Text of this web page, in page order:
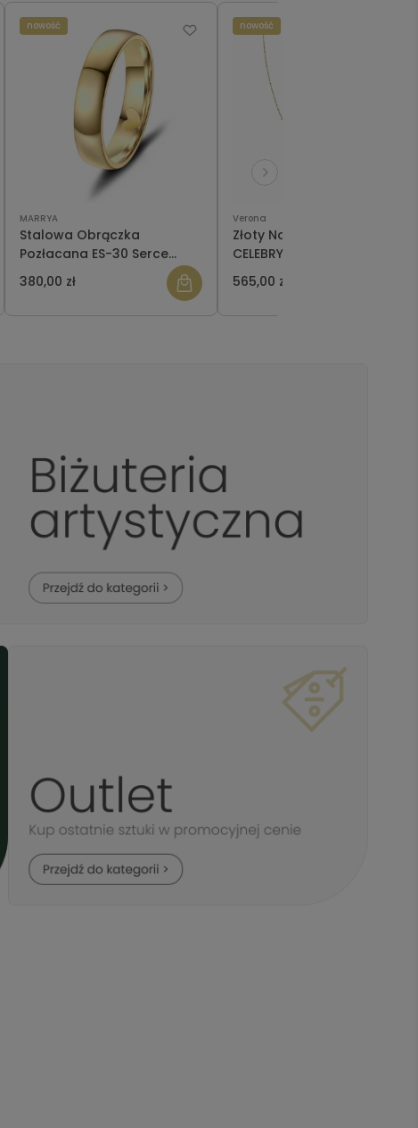
MARRYA
Stalowa Obrączka
Pozłacana ES-30 Serce
męska
380,00 zł
nowość
Verona
Złoty Naszyjnik Verona -
CELEBRYTKA CA12384
565,00 zł
nowość